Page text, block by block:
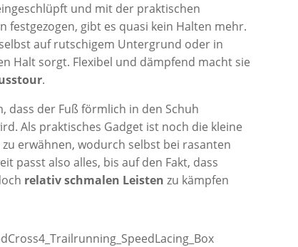
und mit der praktischen
festgezogen, gibt es quasi kein Halten mehr.
auf rutschigem Untergrund oder in
Halt sorgt. Flexibel und dämpfend macht sie
.
dass der Fuß förmlich in den Schuh
Als praktisches Gadget ist noch die kleine
erwähnen, wodurch selbst bei rasanten
passt also alles, bis auf den Fakt, dass
relativ schmalen Leisten zu kämpfen